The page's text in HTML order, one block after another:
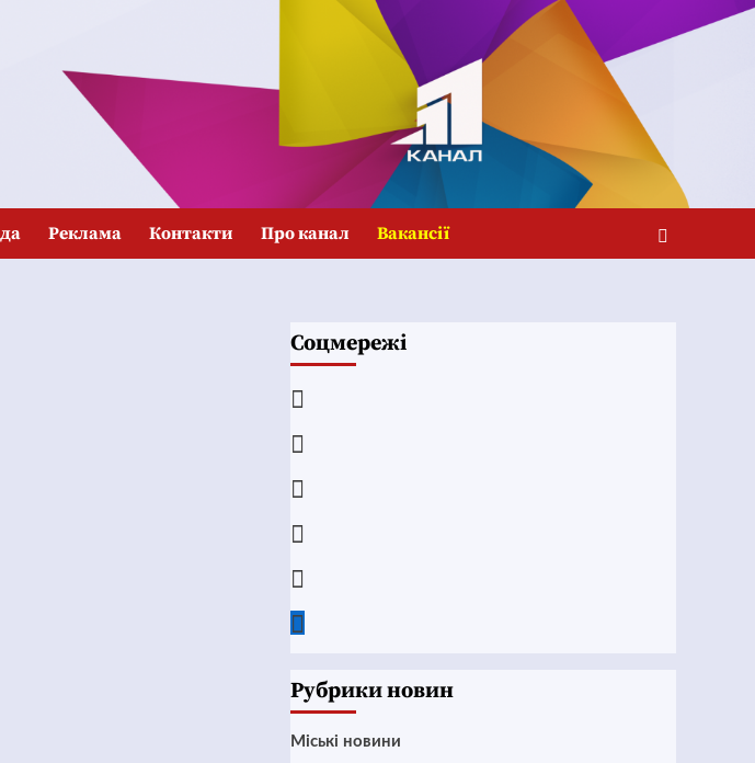
Реклама Контакти Про канал Вакансії
Соцмережі
Рубрики новин
Mіські новини